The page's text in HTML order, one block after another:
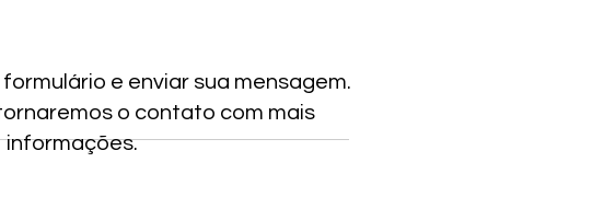
e enviar sua mensagem.
o contato com mais
informações.